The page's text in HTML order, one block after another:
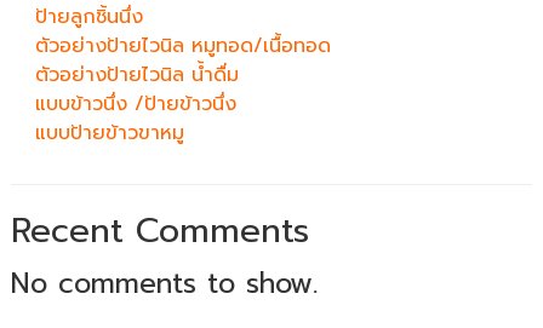
ป้ายลูกชิ้นนึ่ง
ตัวอย่างป้ายไวนิล หมูทอด/เนื้อทอด
ตัวอย่างป้ายไวนิล น้ำดื่ม
แบบข้าวนึ่ง /ป้ายข้าวนึ่ง
แบบป้ายข้าวขาหมู
Recent Comments
No comments to show.